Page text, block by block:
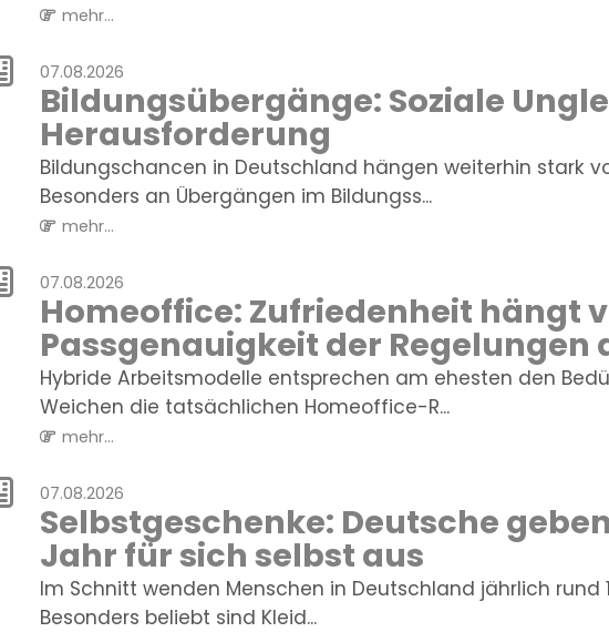
mehr...
07.08.2026
Bildungsübergänge: Soziale
Herausforderung
Bildungschancen in Deutschland hängen weiterhin stark
Besonders an Übergängen im Bildungss...
mehr...
07.08.2026
Homeoffice: Zufriedenheit hängt
Passgenauigkeit der Regelungen
Hybride Arbeitsmodelle entsprechen am ehesten den
Weichen die tatsächlichen Homeoffice-R...
mehr...
07.08.2026
Selbstgeschenke: Deutsche
Jahr für sich selbst aus
Im Schnitt wenden Menschen in Deutschland jährlich rund
Besonders beliebt sind Kleid...